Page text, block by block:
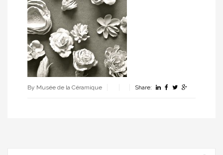
By Musée de la Céramique Share: